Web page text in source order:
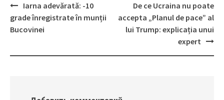
Post
navigation
Iarna adevărată: -10
grade înregistrate în munții
Bucovinei
De ce Ucraina nu poate
accepta „Planul de pace” al
lui Trump: explicația unui
expert